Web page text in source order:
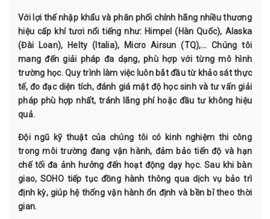
Với lợi thế nhập khẩu và phân phối chính hãng nhiều thương
hiệu cấp khí tươi nổi tiếng như: Himpel (Hàn Quốc), Alaska
(Đài Loan), Helty (Italia), Micro Airsun (TQ),... Chúng tôi
mang đến giải pháp đa dạng, phù hợp với từng mô hình
trường học. Quy trình làm việc luôn bắt đầu từ khảo sát thực
tế, đo đạc diện tích, đánh giá mật độ học sinh và tư vấn giải
pháp phù hợp nhất, tránh lãng phí hoặc đầu tư không hiệu
quả.
Đội ngũ kỹ thuật của chúng tôi có kinh nghiệm thi công
trong môi trường đang vận hành, đảm bảo tiến độ và hạn
chế tối đa ảnh hưởng đến hoạt động dạy học. Sau khi bàn
giao, SOHO tiếp tục đồng hành thông qua dịch vụ bảo trì
định kỳ, giúp hệ thống vận hành ổn định và bền bỉ theo thời
gian.